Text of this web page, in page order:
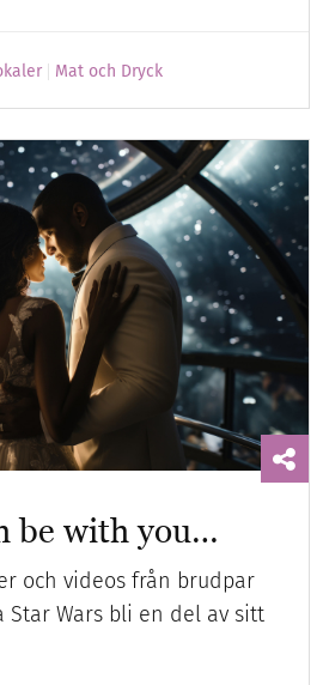
Mat och Dryck
be with you…
och videos från brudpar
Star Wars bli en del av sitt